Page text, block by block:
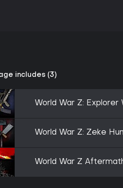
includes (3)
World War Z: Explorer
World War Z: Zeke
World War Z